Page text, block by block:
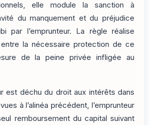
elle module la sanction à
du manquement et du préjudice
par l’emprunteur. La règle réalise
la nécessaire protection de ce
de la peine privée infligée au
est déchu du droit aux intérêts dans
à l’alinéa précédent, l’emprunteur
remboursement du capital suivant